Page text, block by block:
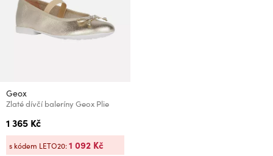
Geox
Zlaté dívčí baleríny Geox Plie
1 365 Kč
s kódem LETO20:1 092 Kč